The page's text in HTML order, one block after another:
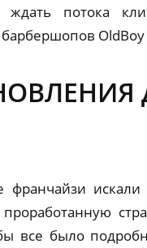
потока
все было